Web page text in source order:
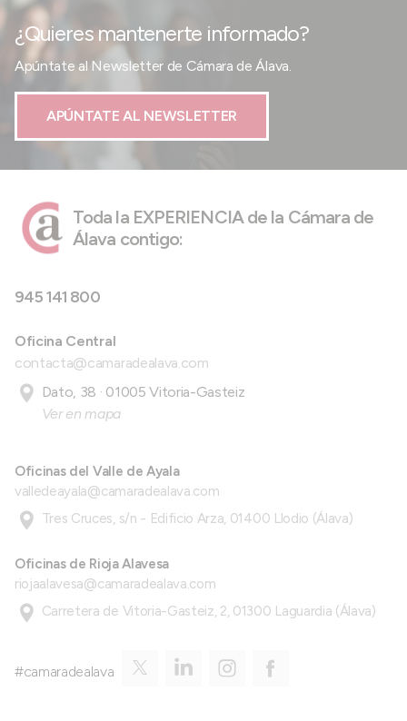
¿Quieres mantenerte informado?
Apúntate al Newsletter de Cámara de Álava.
APÚNTATE AL NEWSLETTER
Toda la EXPERIENCIA de la Cámara de
Álava contigo:
945 141 800
Oficina Central
contacta@camaradealava.com
Dato, 38 · 01005 Vitoria-Gasteiz
Ver en mapa
Oficinas del Valle de Ayala
valledeayala@camaradealava.com
Tres Cruces, s/n - Edificio Arza, 01400 Llodio (Álava)
Oficinas de Rioja Alavesa
riojaalavesa@camaradealava.com
Carretera de Vitoria-Gasteiz, 2, 01300 Laguardia (Álava)
#camaradealava